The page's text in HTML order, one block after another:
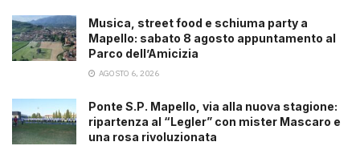
Musica, street food e schiuma party a
Mapello: sabato 8 agosto appuntamento al
Parco dell’Amicizia
AGOSTO 6, 2026
Ponte S.P. Mapello, via alla nuova stagione:
ripartenza al “Legler” con mister Mascaro e
una rosa rivoluzionata